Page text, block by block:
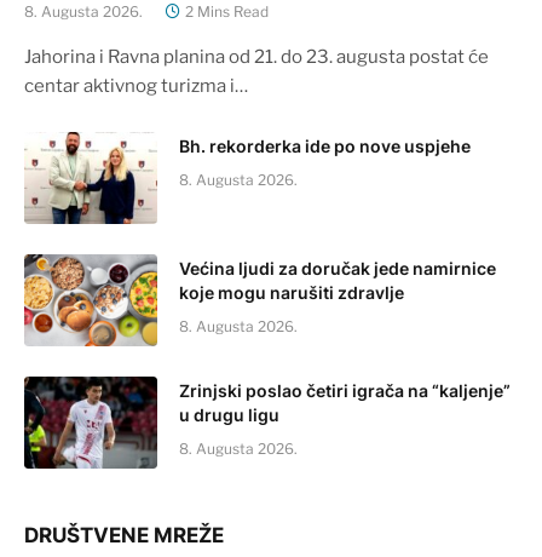
8. Augusta 2026. 2 Mins Read
Jahorina i Ravna planina od 21. do 23. augusta postat će
centar aktivnog turizma i…
Bh. rekorderka ide po nove uspjehe
8. Augusta 2026.
Većina ljudi za doručak jede namirnice
koje mogu narušiti zdravlje
8. Augusta 2026.
Zrinjski poslao četiri igrača na “kaljenje”
u drugu ligu
8. Augusta 2026.
DRUŠTVENE MREŽE